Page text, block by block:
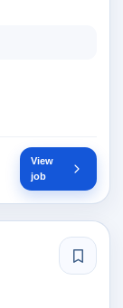
View
job